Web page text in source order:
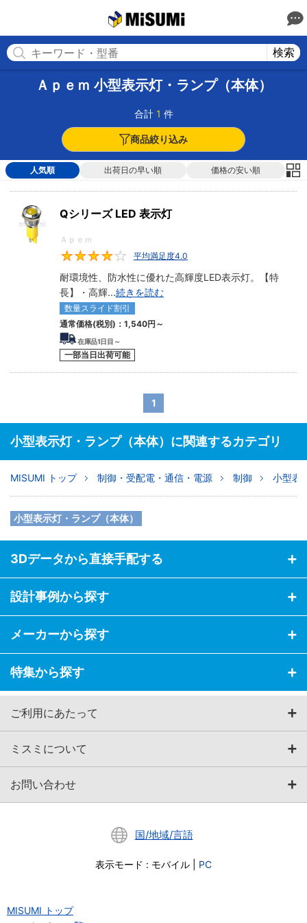
検索
Ａｐｅｍ 小型表示灯・ランプ（本体）
合計 1 件
商品絞り込み
人気順 出荷日の早い順 価格の安い順
Qシリーズ LED 表示灯
Ａｐｅｍ
平均満足度4.0
耐環境性、防水性に優れた高輝度LED表示灯。【特
長】・高輝...続きを読む
数量スライド割引
通常価格(税別)： 1,540円 ～
在庫品1日目～
一部当日出荷可能
1
小型表示灯・ランプ（本体）に関連するカテゴリ
MISUMI トップ 制御・受配電・通信・電源 制御 小型表
小型表示灯・ランプ（本体）
3Dデータから直接手配する
設計事例から探す
メーカーから探す
特集から探す
ご利用にあたって
ミスミについて
お問い合わせ
国/地域/言語
表示モード : モバイル PC
MISUMI トップ